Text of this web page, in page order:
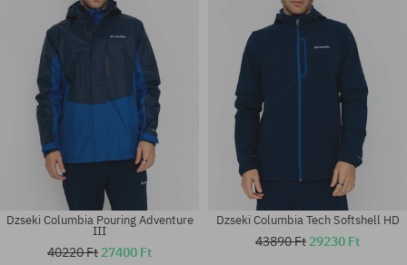
Dzseki Columbia Pouring Adventure
III
40220 Ft 27400 Ft
Dzseki Columbia Tech Softshell HD
43890 Ft 29230 Ft